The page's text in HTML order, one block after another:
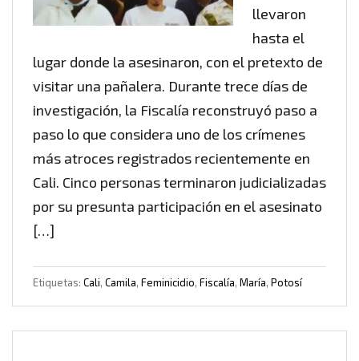
llevaron
hasta el
lugar donde la asesinaron, con el pretexto de
visitar una pañalera. Durante trece días de
investigación, la Fiscalía reconstruyó paso a
paso lo que considera uno de los crímenes
más atroces registrados recientemente en
Cali. Cinco personas terminaron judicializadas
por su presunta participación en el asesinato
[…]
Etiquetas: Cali, Camila, Feminicidio, Fiscalía, María, Potosí